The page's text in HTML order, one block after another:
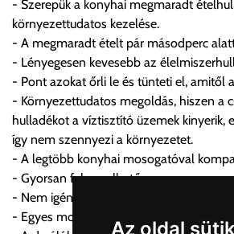
Az oldal
FIGYELEM!!
KERÁMIA TERMÉKEK SZÁLLÍTATÁSA
A MEGRENDELŐ KIFEJEZETT
FELELŐSSÉGÉRE LEHETSÉGES!!
Egyéb leírások:
Budapesti szállítások:
1, Budapestre kért szállítás esetén az
helyett időre történő extra szállítás
egyedi áron. A szállítás megbeszélt
- Szerepük a konyhai megmaradt
környezettudatos kezelése.
- A megmaradt ételt pár másodperc
- Lényegesen kevesebb az
- Pont azokat őrli le és tünteti el, amitől
- Környezettudatos megoldás, hiszen a
hulladékot a víztisztító üzemek kinyerik,
így nem szennyezi a környezetet.
- A legtöbb konyhai mosogatóval
- Gyorsan felszerelhető.
- Nem igényel különleges karbantartást.
- Egyes modellek akár a csontot is